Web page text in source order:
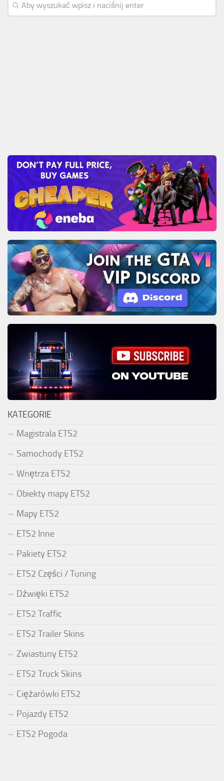
KATEGORIE
Magistrala ETS2
Samochody ETS2
Wnętrza ETS2
Obiekty mapy ETS2
Mapy ETS2
ETS2 Inne
Pakiety ETS2
ETS2 Części / Tuning
Dźwięki ETS2
ETS2 Traffic
ETS2 Trailer Skins
Zwiastuny ETS2
ETS2 Truck Skins
Ciężarówki ETS2
Pojazdy ETS2
ETS2 Pogoda